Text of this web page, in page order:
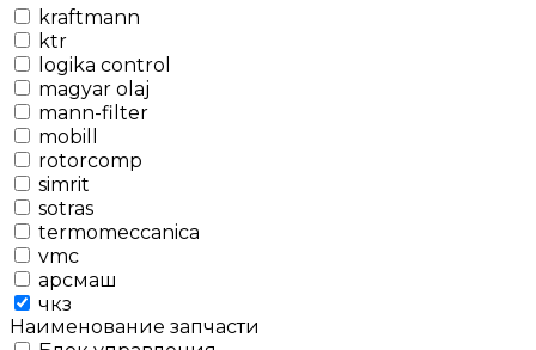
kraftmann
ktr
logika control
magyar olaj
mann-filter
mobill
rotorcomp
simrit
sotras
termomeccanica
vmc
арсмаш
чкз
Наименование запчасти